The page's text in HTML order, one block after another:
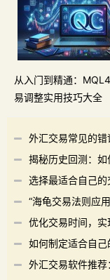
从入门到精通：
易调整实用技巧大全
外汇交易常见的错
揭秘历史回测：如
选择最适合自己
“海龟交易法则应
优化交易时间，实
如何制定适合自己
外汇交易软件推荐